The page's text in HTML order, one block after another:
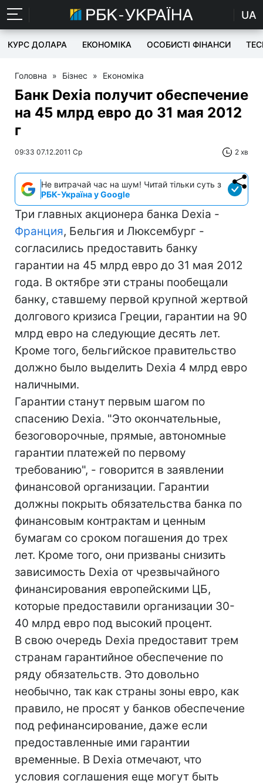
UA
КУРС ДОЛАРА ЕКОНОМІКА ОСОБИСТІ ФІНАНСИ
Головна » Бізнес » Економіка
Банк Dexia получит обеспечение
на 45 млрд евро до 31 мая 2012
г
09:33 07.12.2011 Ср 2 хв
Не витрачай час на шум! Читай тільки суть з
РБК-Україна у Google
Три главных акционера банка Dexia -
Франция, Бельгия и Люксембург -
согласились предоставить банку
гарантии на 45 млрд евро до 31 мая 2012
года. В октябре эти страны пообещали
банку, ставшему первой крупной жертвой
долгового кризиса Греции, гарантии на 90
млрд евро на следующие десять лет.
Кроме того, бельгийское правительство
должно было выделить Dexia 4 млрд евро
наличными.
Гарантии станут первым шагом по
спасению Dexia. "Это окончательные,
безоговорочные, прямые, автономные
гарантии платежей по первому
требованию", - говорится в заявлении
финансовой организации. Гарантии
должны покрыть обязательства банка по
финансовым контрактам и ценным
бумагам со сроком погашения до трех
лет. Кроме того, они призваны снизить
зависимость Dexia от чрезвычайного
финансирования европейскими ЦБ,
которые предоставили организации 30-
40 млрд евро под высокий процент.
В свою очередь Dexia предоставит трем
странам гарантийное обеспечение по
ряду обязательств. Это довольно
необычно, так как страны зоны евро, как
правило, не просят у банков обеспечение
под рефинансирование, даже если
предоставленные ими гарантии
временные. В Dexia отмечают, что
условия соглашения еще могут быть